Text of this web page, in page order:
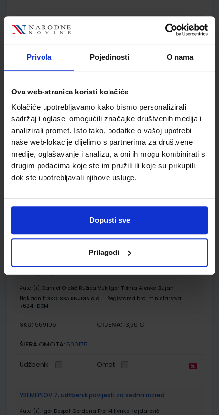
Privola Pojedinosti O nama
Ova web-stranica koristi kolačiće
Kolačiće upotrebljavamo kako bismo personalizirali
sadržaj i oglase, omogućili značajke društvenih medija i
analizirali promet. Isto tako, podatke o vašoj upotrebi
naše web-lokacije dijelimo s partnerima za društvene
medije, oglašavanje i analizu, a oni ih mogu kombinirati s
drugim podacima koje ste im pružili ili koje su prikupili
dok ste upotrebljavali njihove usluge.
Dopusti sve
Prilagodi
KEMIJA 7; udžbenik kemije za sedmi razred osnovne škole
SKU:556219
ŠIFRA OMOTA: 500261
Udžbenik Omot
GEA 3; udžbenik geografije u sedmom razredu osnovne
Autor(i):Danijel Orešić Igor Tišma Ružica Vuk Alenka Bujan
Nakladnik:
ŠKOLSKA KNJIGA d.d. Registarski broj ministarstva:
Udžbenik Omot
škole (2021)
Autor(i): Danijel Orešić Ružica Vuk Igor Tišma Alenka Bujan
Nakladnik: ŠKOLSKA KNJIGA d.d.
Registarski broj ministarstva:
7624-DOM
SKU: 569106 CIJENA: 13,60 €
ŠIFRA OMOTA: 500175
Udžbenik Omot
VREMEPLOV 7; udžbenik povijesti za sedmi razred
Autor(i): Igor Despot Gordana Frol Miljenko Hajdarović